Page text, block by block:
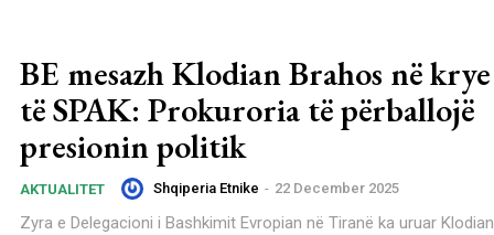
BE mesazh Klodian Brahos në krye
të SPAK: Prokuroria të përballojë
presionin politik
AKTUALITET Shqiperia Etnike - 22 December 2025
Zyra e Delegacioni i Bashkimit Evropian në Tiranë ka uruar Klodian